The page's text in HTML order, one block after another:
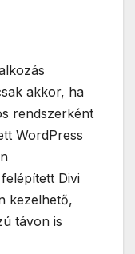
akkor, ha
rendszerként
WordPress
Divi
kezelhető,
távon is